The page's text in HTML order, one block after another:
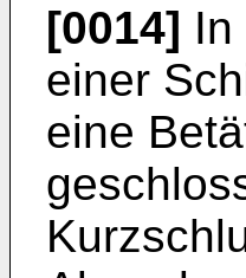
[0014]
einer
eine